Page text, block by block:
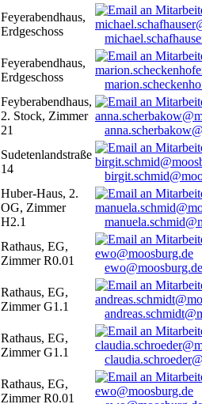
Feyerabendhaus,
Erdgeschoss
Feyerabendhaus,
Erdgeschoss
Feyberabendhaus,
2. Stock, Zimmer
21
Sudetenlandstraße
14
Huber-Haus, 2.
OG, Zimmer
H2.1
Rathaus, EG,
Zimmer R0.01
ewo@moosburg.de
Rathaus, EG,
Zimmer G1.1
Rathaus, EG,
Zimmer G1.1
Rathaus, EG,
Zimmer R0.01